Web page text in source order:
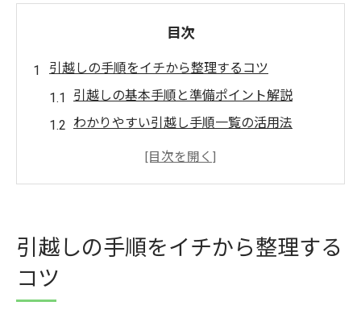
目次
引越しの手順をイチから整理するコツ
引越しの基本手順と準備ポイント解説
わかりやすい引越し手順一覧の活用法
引越し手続きの順番を間違えないコツ
引越し準備で迷わない一人暮らしのコツ
引越しの手順をイチから整理する
コツ